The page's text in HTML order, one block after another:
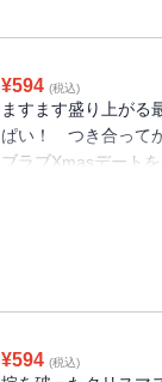
¥594 (税込)
ますます盛り上が
ぱい！ つき合って
ブラブXmasデート
でずっと一緒にい
¥594 (税込)